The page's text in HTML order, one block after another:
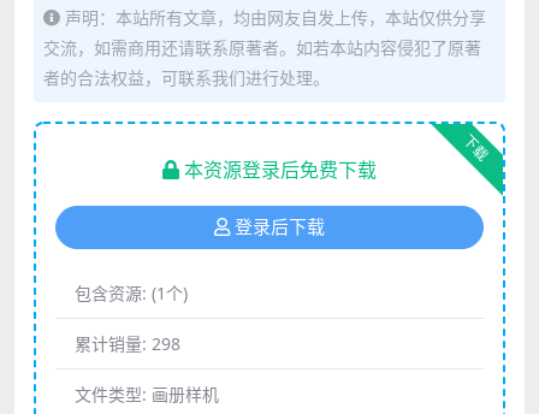
声明：本站所有文章，均由网友自发上传，本站仅供分享
交流，如需商用还请联系原著者。如若本站内容侵犯了原著
者的合法权益，可联系我们进行处理。
下载
本资源登录后免费下载
登录后下载
包含资源: (1个)
累计销量: 298
文件类型: 画册样机